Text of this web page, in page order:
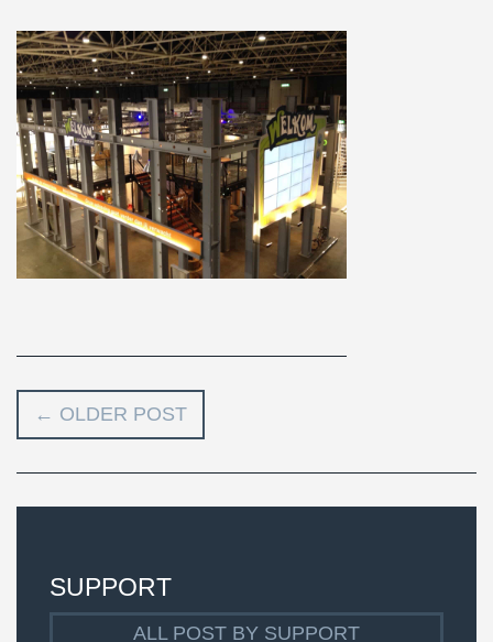
← OLDER POST
SUPPORT
ALL POST BY SUPPORT